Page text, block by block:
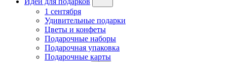
1 сентября
Удивительные подарки
Цветы и конфеты
Подарочные наборы
Подарочная упаковка
Подарочные карты